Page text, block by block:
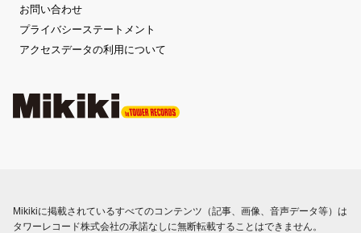
お問い合わせ
プライバシーステートメント
アクセスデータの利用について
Mikikiに掲載されているすべてのコンテンツ（記事、画像、音声データ等）は
タワーレコード株式会社の承諾なしに無断転載することはできません。